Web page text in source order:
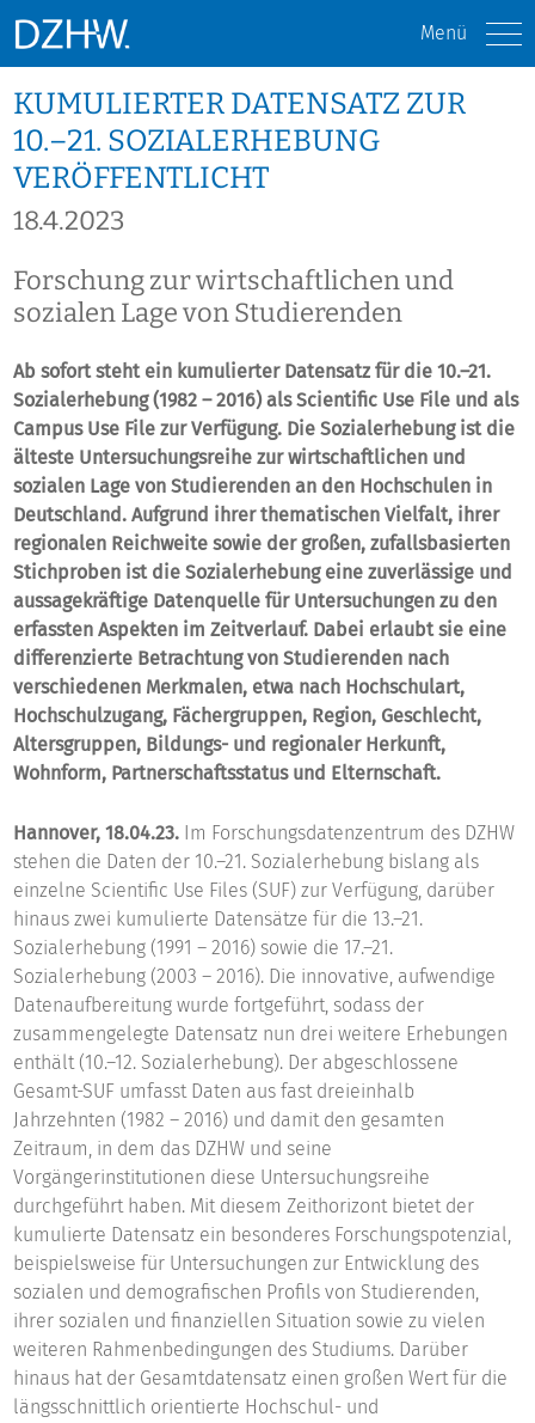
Menü
KUMULIERTER DATENSATZ ZUR
10.–21. SOZIALERHEBUNG
VERÖFFENTLICHT
18.4.2023
Forschung zur wirtschaftlichen und
sozialen Lage von Studierenden
Ab sofort steht ein kumulierter Datensatz für die 10.–21.
Sozialerhebung (1982 – 2016) als Scientific Use File und als
Campus Use File zur Verfügung. Die Sozialerhebung ist die
älteste Untersuchungsreihe zur wirtschaftlichen und
sozialen Lage von Studierenden an den Hochschulen in
Deutschland. Aufgrund ihrer thematischen Vielfalt, ihrer
regionalen Reichweite sowie der großen, zufallsbasierten
Stichproben ist die Sozialerhebung eine zuverlässige und
aussagekräftige Datenquelle für Untersuchungen zu den
erfassten Aspekten im Zeitverlauf. Dabei erlaubt sie eine
differenzierte Betrachtung von Studierenden nach
verschiedenen Merkmalen, etwa nach Hochschulart,
Hochschulzugang, Fächergruppen, Region, Geschlecht,
Altersgruppen, Bildungs- und regionaler Herkunft,
Wohnform, Partnerschaftsstatus und Elternschaft.
Hannover, 18.04.23. Im Forschungsdatenzentrum des DZHW
stehen die Daten der 10.–21. Sozialerhebung bislang als
einzelne Scientific Use Files (SUF) zur Verfügung, darüber
hinaus zwei kumulierte Datensätze für die 13.–21.
Sozialerhebung (1991 – 2016) sowie die 17.–21.
Sozialerhebung (2003 – 2016). Die innovative, aufwendige
Datenaufbereitung wurde fortgeführt, sodass der
zusammengelegte Datensatz nun drei weitere Erhebungen
enthält (10.–12. Sozialerhebung). Der abgeschlossene
Gesamt-SUF umfasst Daten aus fast dreieinhalb
Jahrzehnten (1982 – 2016) und damit den gesamten
Zeitraum, in dem das DZHW und seine
Vorgängerinstitutionen diese Untersuchungsreihe
durchgeführt haben. Mit diesem Zeithorizont bietet der
kumulierte Datensatz ein besonderes Forschungspotenzial,
beispielsweise für Untersuchungen zur Entwicklung des
sozialen und demografischen Profils von Studierenden,
ihrer sozialen und finanziellen Situation sowie zu vielen
weiteren Rahmenbedingungen des Studiums. Darüber
hinaus hat der Gesamtdatensatz einen großen Wert für die
längsschnittlich orientierte Hochschul- und